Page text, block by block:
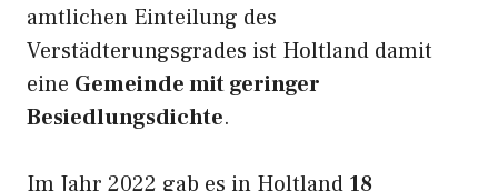
amtlichen Einteilung des
Verstädterungsgrades ist Holtland damit
eine Gemeinde mit geringer
Besiedlungsdichte.
Im Jahr 2022 gab es in Holtland 18